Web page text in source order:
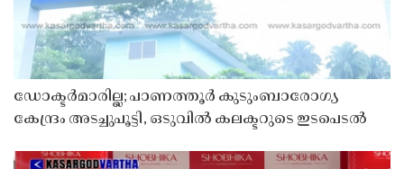
ഡോക്ടർമാരില്ല; പാണത്തൂർ കുടുംബാരോഗ്യ
കേന്ദ്രം അടച്ചുപൂട്ടി, ഒടുവിൽ കലക്ടറുടെ ഇടപെടൽ